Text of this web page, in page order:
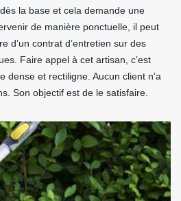
la base et cela demande une
de manière ponctuelle, il peut
d’un contrat d’entretien sur des
Faire appel à cet artisan, c’est
dense et rectiligne. Aucun client n’a
Son objectif est de le satisfaire.